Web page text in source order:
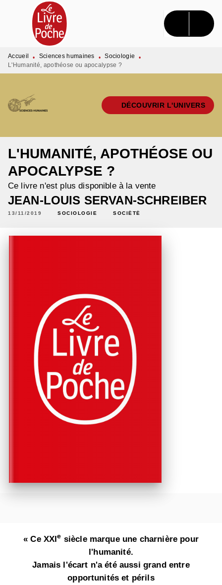
MENU RECHERCHE CONTENU
PIED DE PAGE
Accueil • Sciences humaines • Sociologie
•
L'Humanité, apothéose ou apocalypse ?
DÉCOUVRIR L'UNIVERS
L'HUMANITÉ, APOTHÉOSE OU
APOCALYPSE ?
Ce livre n'est plus disponible à la vente
JEAN-LOUIS SERVAN-SCHREIBER
13/11/2019 SOCIOLOGIE SOCIÉTÉ
« Ce XXIe siècle marque une charnière pour
l'humanité.
Jamais l'écart n'a été aussi grand entre
opportunités et périls